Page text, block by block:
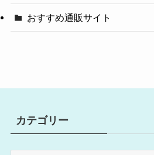
おすすめ通販サイト
カテゴリー